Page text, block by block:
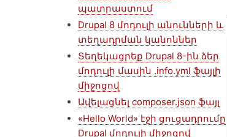
պատրաստում
Drupal 8 մոդուլի անունների և
տեղադրման կանոններ
Տեղեկացրեք Drupal 8-ին ձեր
մոդուլի մասին .info.yml ֆայլի
միջոցով
Ավելացնել composer.json ֆայլ
«Hello World» էջի ցուցադրումը
Drupal մոդուլի միջոցով